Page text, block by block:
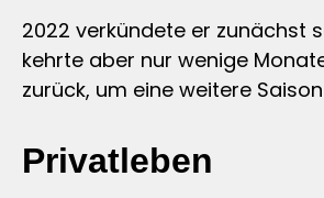
2022 verkündete er zunächst
kehrte aber nur wenige
zurück, um eine weitere
Privatleben